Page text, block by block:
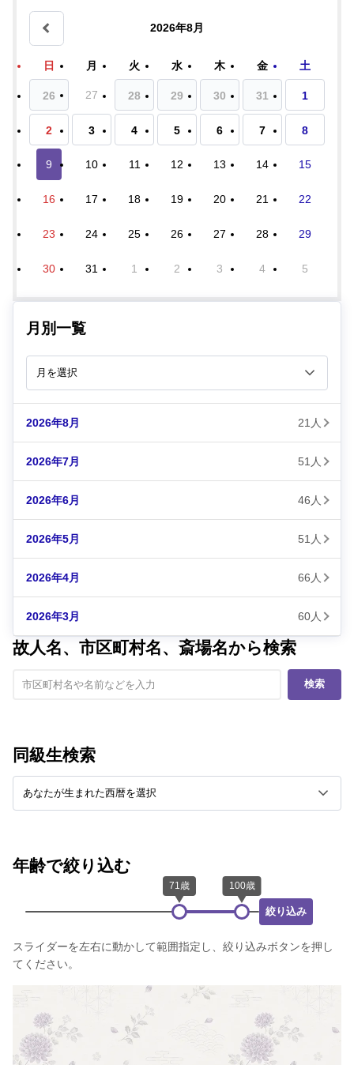
2026年8月
日 月 火 水 木 金 土
26 27 28 29 30 31 1
2 3 4 5 6 7 8
9 10 11 12 13 14 15
16 17 18 19 20 21 22
23 24 25 26 27 28 29
30 31 1 2 3 4 5
月別一覧
2026年8月 21人
2026年7月 51人
2026年6月 46人
2026年5月 51人
2026年4月 66人
2026年3月 60人
故人名、市区町村名、斎場名から検索
検索
同級生検索
年齢で絞り込む
絞り込み
スライダーを左右に動かして範囲指定し、絞り込みボタンを押し
てください。